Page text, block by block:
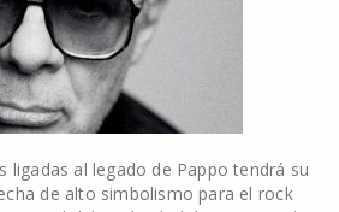
ligadas al legado de Pappo tendrá su
de alto simbolismo para el rock